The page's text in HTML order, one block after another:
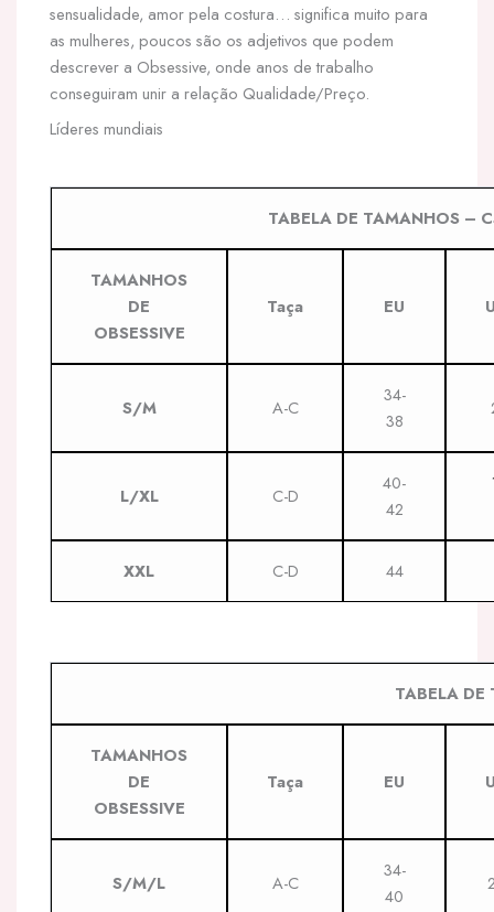
sensualidade, amor pela costura… significa muito para
as mulheres, poucos são os adjetivos que podem
descrever a Obsessive, onde anos de trabalho
conseguiram unir a relação Qualidade/Preço.​
Líderes mundiais
TABELA DE TAMANHOS –
TAMANHOS
DE
OBSESSIVE
Taça EU
S/M A-C
34-
38
L/XL C-D
40-
42
XXL C-D 44
TABELA
TAMANHOS
DE
OBSESSIVE
Taça EU
S/M/L A-C
34-
40